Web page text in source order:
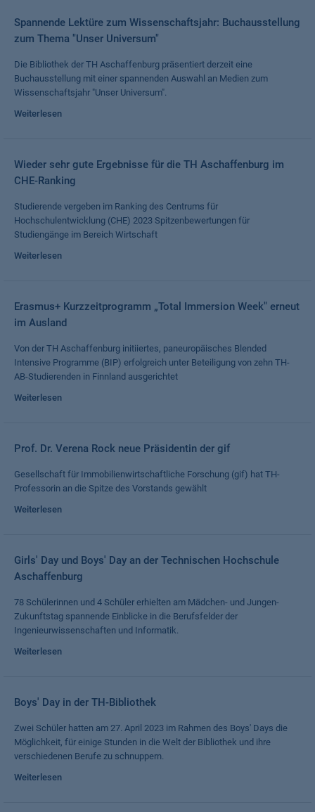
Spannende Lektüre zum Wissenschaftsjahr: Buchausstellung
zum Thema "Unser Universum"
Die Bibliothek der TH Aschaffenburg präsentiert derzeit eine
Buchausstellung mit einer spannenden Auswahl an Medien zum
Wissenschaftsjahr "Unser Universum".
Weiterlesen
Wieder sehr gute Ergebnisse für die TH Aschaffenburg im
CHE-Ranking
Studierende vergeben im Ranking des Centrums für
Hochschulentwicklung (CHE) 2023 Spitzenbewertungen für
Studiengänge im Bereich Wirtschaft
Weiterlesen
Erasmus+ Kurzzeitprogramm „Total Immersion Week" erneut
im Ausland
Von der TH Aschaffenburg initiiertes, paneuropäisches Blended
Intensive Programme (BIP) erfolgreich unter Beteiligung von zehn TH-
AB-Studierenden in Finnland ausgerichtet
Weiterlesen
Prof. Dr. Verena Rock neue Präsidentin der gif
Gesellschaft für Immobilienwirtschaftliche Forschung (gif) hat TH-
Professorin an die Spitze des Vorstands gewählt
Weiterlesen
Girls' Day und Boys' Day an der Technischen Hochschule
Aschaffenburg
78 Schülerinnen und 4 Schüler erhielten am Mädchen- und Jungen-
Zukunftstag spannende Einblicke in die Berufsfelder der
Ingenieurwissenschaften und Informatik.
Weiterlesen
Boys' Day in der TH-Bibliothek
Zwei Schüler hatten am 27. April 2023 im Rahmen des Boys' Days die
Möglichkeit, für einige Stunden in die Welt der Bibliothek und ihre
verschiedenen Berufe zu schnuppern.
Weiterlesen